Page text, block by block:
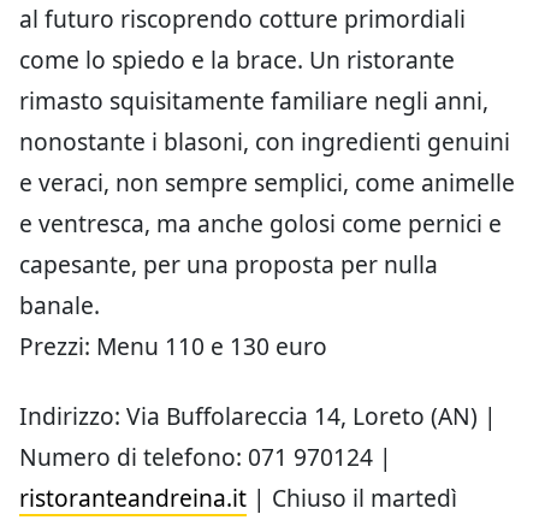
al futuro riscoprendo cotture primordiali
come lo spiedo e la brace. Un ristorante
rimasto squisitamente familiare negli anni,
nonostante i blasoni, con ingredienti genuini
e veraci, non sempre semplici, come animelle
e ventresca, ma anche golosi come pernici e
capesante, per una proposta per nulla
banale.
Prezzi: Menu 110 e 130 euro
Indirizzo: Via Buffolareccia 14, Loreto (AN) |
Numero di telefono: 071 970124 |
ristoranteandreina.it | Chiuso il martedì